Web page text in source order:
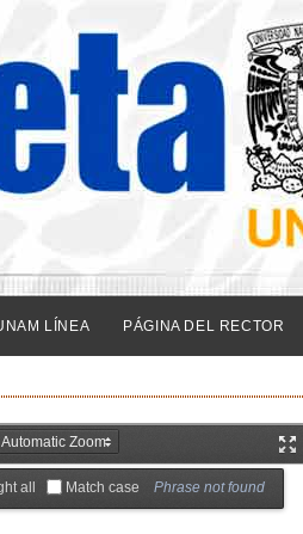
LÍNEA PÁGINA DEL RECTOR